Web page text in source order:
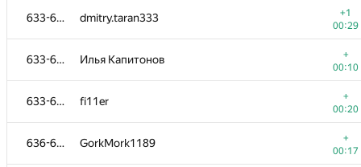
633-635 dmitry.taran333
+1
00:29
633-635 Илья Капитонов
+
00:10
633-635 fi11er
+
00:20
636-639 GorkMork1189
+
00:17
reijnUl
+
00:09
Artiuhovanton21
00:20
dwen
00:13
timetoti
00:10